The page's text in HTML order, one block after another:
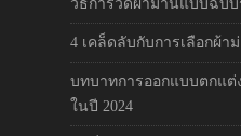
วิธีการวัดผ้าม่านแบบฉบั
4 เคล็ดลับกับการเลือกผ้
บทบาทการออกแบบตกแต่
ในปี 2024